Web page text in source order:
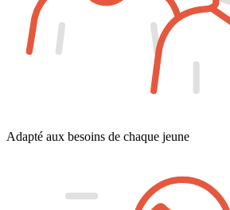
Adapté aux besoins de chaque jeune